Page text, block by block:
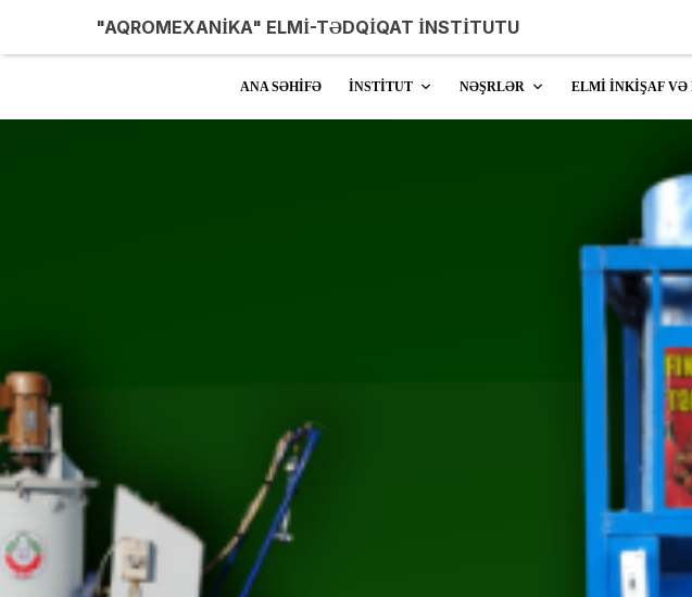
"AQROMEXANİKA" ELMİ-TƏDQİQAT İNSTİTUTU
ANA SƏHİFƏ İNSTİTUT NƏŞRLƏR ELMİ İNKİŞAF VƏ